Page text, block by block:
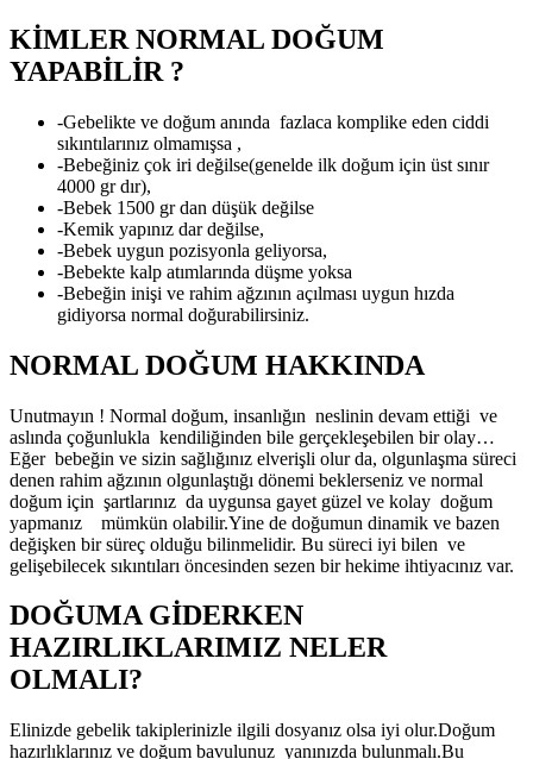
KİMLER NORMAL DOĞUM
YAPABİLİR ?
-Gebelikte ve doğum anında fazlaca komplike eden ciddi
sıkıntılarınız olmamışsa ,
-Bebeğiniz çok iri değilse(genelde ilk doğum için üst sınır
4000 gr dır),
-Bebek 1500 gr dan düşük değilse
-Kemik yapınız dar değilse,
-Bebek uygun pozisyonla geliyorsa,
-Bebekte kalp atımlarında düşme yoksa
-Bebeğin inişi ve rahim ağzının açılması uygun hızda
gidiyorsa normal doğurabilirsiniz.
NORMAL DOĞUM HAKKINDA
Unutmayın ! Normal doğum, insanlığın neslinin devam ettiği ve
aslında çoğunlukla kendiliğinden bile gerçekleşebilen bir olay…
Eğer bebeğin ve sizin sağlığınız elverişli olur da, olgunlaşma süreci
denen rahim ağzının olgunlaştığı dönemi beklerseniz ve normal
doğum için şartlarınız da uygunsa gayet güzel ve kolay doğum
yapmanız mümkün olabilir.Yine de doğumun dinamik ve bazen
değişken bir süreç olduğu bilinmelidir. Bu süreci iyi bilen ve
gelişebilecek sıkıntıları öncesinden sezen bir hekime ihtiyacınız var.
DOĞUMA GİDERKEN
HAZIRLIKLARIMIZ NELER
OLMALI?
Elinizde gebelik takiplerinizle ilgili dosyanız olsa iyi olur.Doğum
hazırlıklarınız ve doğum bavulunuz yanınızda bulunmalı.Bu